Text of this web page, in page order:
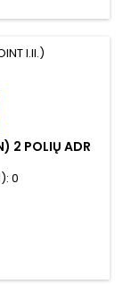
2 POLIŲ ADR
0